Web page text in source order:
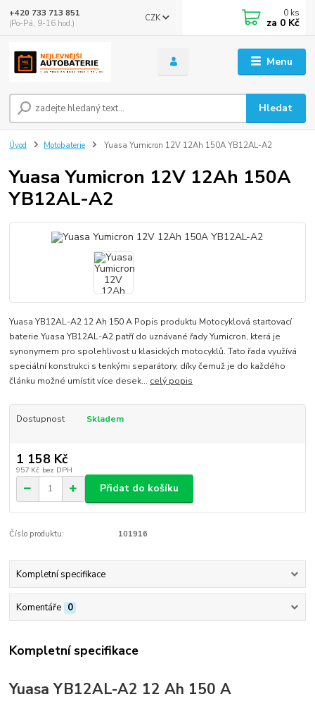
Menu
CZK
Hledat
+420 733 713 851
(Po-Pá, 9-16 hod.)
0 ks
za 0 Kč
Úvod Motobaterie Yuasa Yumicron 12V 12Ah 150A YB12AL-A2
Yuasa Yumicron 12V 12Ah 150A
YB12AL-A2
Yuasa YB12AL-A2 12 Ah 150 A Popis produktu Motocyklová startovací
baterie Yuasa YB12AL-A2 patří do uznávané řady Yumicron, která je
synonymem pro spolehlivost u klasických motocyklů. Tato řada využívá
speciální konstrukci s tenkými separátory, díky čemuž je do každého
článku možné umístit více desek... celý popis
Dostupnost Skladem
1 158 Kč
957 Kč bez DPH
Přidat do košíku
Číslo produktu: 101916
Kompletní specifikace
Komentáře 0
Kompletní specifikace
Yuasa YB12AL-A2 12 Ah 150 A